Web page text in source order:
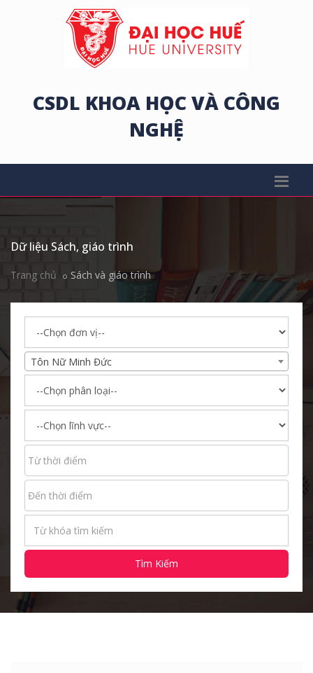
CSDL KHOA HỌC VÀ CÔNG
NGHỆ
Dữ liệu Sách, giáo trình
Trang chủ Sách và giáo trình
Tôn Nữ Minh Đức
Tìm Kiếm